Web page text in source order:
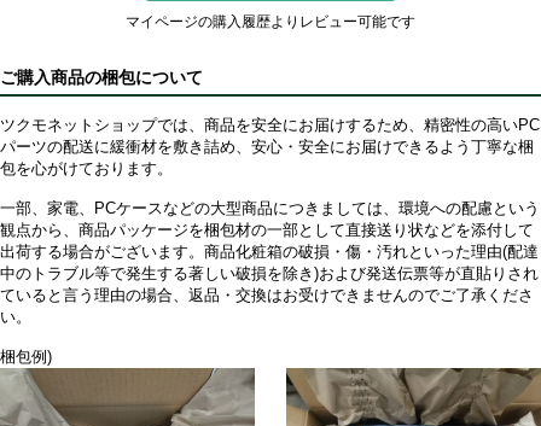
マイページの購入履歴よりレビュー可能です
ご購入商品の梱包について
ツクモネットショップでは、商品を安全にお届けするため、精密性の高いPC
パーツの配送に緩衝材を敷き詰め、安心・安全にお届けできるよう丁寧な梱
包を心がけております。
一部、家電、PCケースなどの大型商品につきましては、環境への配慮という
観点から、商品パッケージを梱包材の一部として直接送り状などを添付して
出荷する場合がございます。商品化粧箱の破損・傷・汚れといった理由(配達
中のトラブル等で発生する著しい破損を除き)および発送伝票等が直貼りされ
ていると言う理由の場合、返品・交換はお受けできませんのでご了承くださ
い。
梱包例)